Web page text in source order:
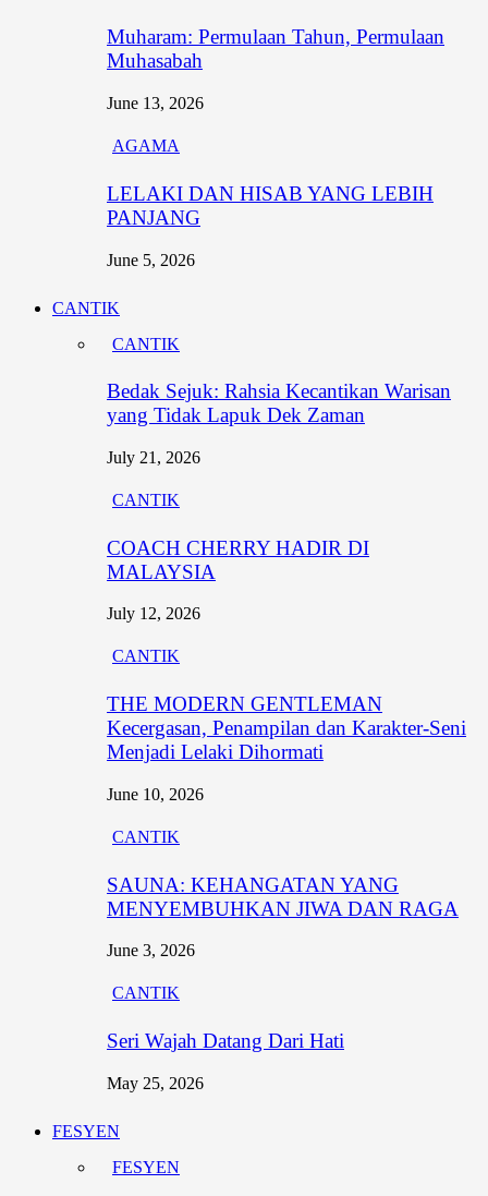
Muharam: Permulaan Tahun, Permulaan
Muhasabah
June 13, 2026
AGAMA
LELAKI DAN HISAB YANG LEBIH
PANJANG
June 5, 2026
CANTIK
CANTIK
Bedak Sejuk: Rahsia Kecantikan Warisan
yang Tidak Lapuk Dek Zaman
July 21, 2026
CANTIK
COACH CHERRY HADIR DI
MALAYSIA
July 12, 2026
CANTIK
THE MODERN GENTLEMAN
Kecergasan, Penampilan dan Karakter-Seni
Menjadi Lelaki Dihormati
June 10, 2026
CANTIK
SAUNA: KEHANGATAN YANG
MENYEMBUHKAN JIWA DAN RAGA
June 3, 2026
CANTIK
Seri Wajah Datang Dari Hati
May 25, 2026
FESYEN
FESYEN